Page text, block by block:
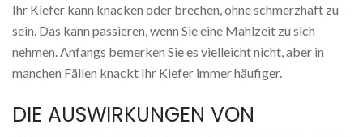
Ihr Kiefer kann knacken oder brechen, ohne schmerzhaft zu
sein. Das kann passieren, wenn Sie eine Mahlzeit zu sich
nehmen. Anfangs bemerken Sie es vielleicht nicht, aber in
manchen Fällen knackt Ihr Kiefer immer häufiger.
DIE AUSWIRKUNGEN VON